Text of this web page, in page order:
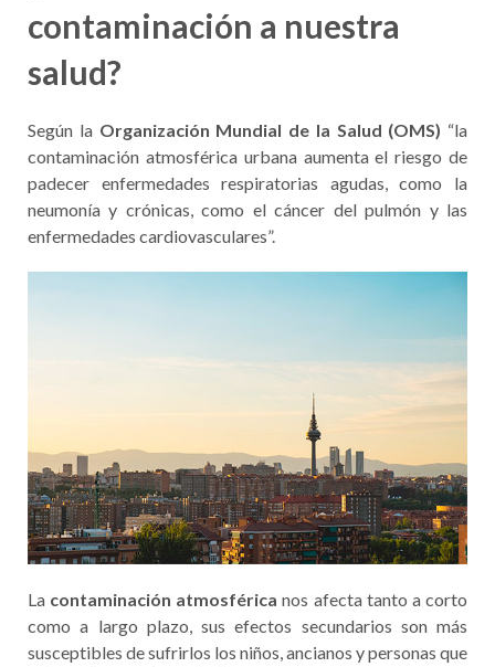
contaminación a nuestra
salud?
Según la Organización Mundial de la Salud (OMS) “la
contaminación atmosférica urbana aumenta el riesgo de
padecer enfermedades respiratorias agudas, como la
neumonía y crónicas, como el cáncer del pulmón y las
enfermedades cardiovasculares”.
La contaminación atmosférica nos afecta tanto a corto
como a largo plazo, sus efectos secundarios son más
susceptibles de sufrirlos los niños, ancianos y personas que